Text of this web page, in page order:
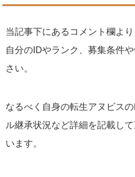
当記事下にあるコメント欄より
自分のIDやランク、募集条件
さい。
なるべく自身の転生アヌビス
ル継承状況など詳細を記載し
います。